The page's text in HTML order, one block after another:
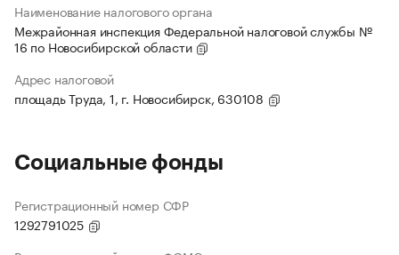
Наименование налогового органа
Межрайонная инспекция Федеральной налоговой службы №
16 по Новосибирской области
Адрес налоговой
площадь Труда, 1, г. Новосибирск, 630108
Социальные фонды
Регистрационный номер СФР
1292791025